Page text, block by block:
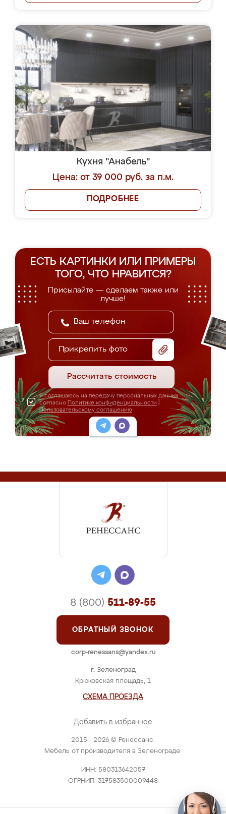
Кухня "Анабель"
Цена: от 39 000 руб. за п.м.
ПОДРОБНЕЕ
ЕСТЬ КАРТИНКИ ИЛИ ПРИМЕРЫ
ТОГО, ЧТО НРАВИТСЯ?
Присылайте — сделаем также или
лучше!
Прикрепить фото
Рассчитать стоимость
Я соглашаюсь на передачу персональных данных
согласно Политике конфиденциальности
Пользовательскому соглашению
2015 - 2026 © Ренессанс.
Мебель от производителя в Зеленограде.
ИНН: 580313642057
ОГРНИП: 317583500009448
г. Зеленоград
Крюковская площадь, 1
СХЕМА ПРОЕЗДА
Добавить в избранное
8 (800) 511-89-55
ОБРАТНЫЙ ЗВОНОК
corp-renessans@yandex.ru